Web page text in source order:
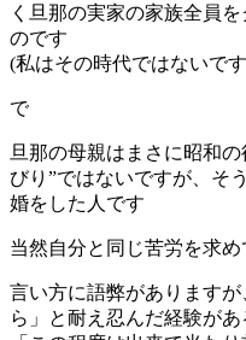
く旦那の実家の家族全員
のです
(私はその時代ではないで
で
旦那の母親はまさに昭和
びり”ではないですが、そ
婚をした人です
当然自分と同じ苦労を求め
言い方に語弊があります
ら」と耐え忍んだ経験があ